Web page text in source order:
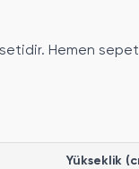
Hemen
Yükseklik